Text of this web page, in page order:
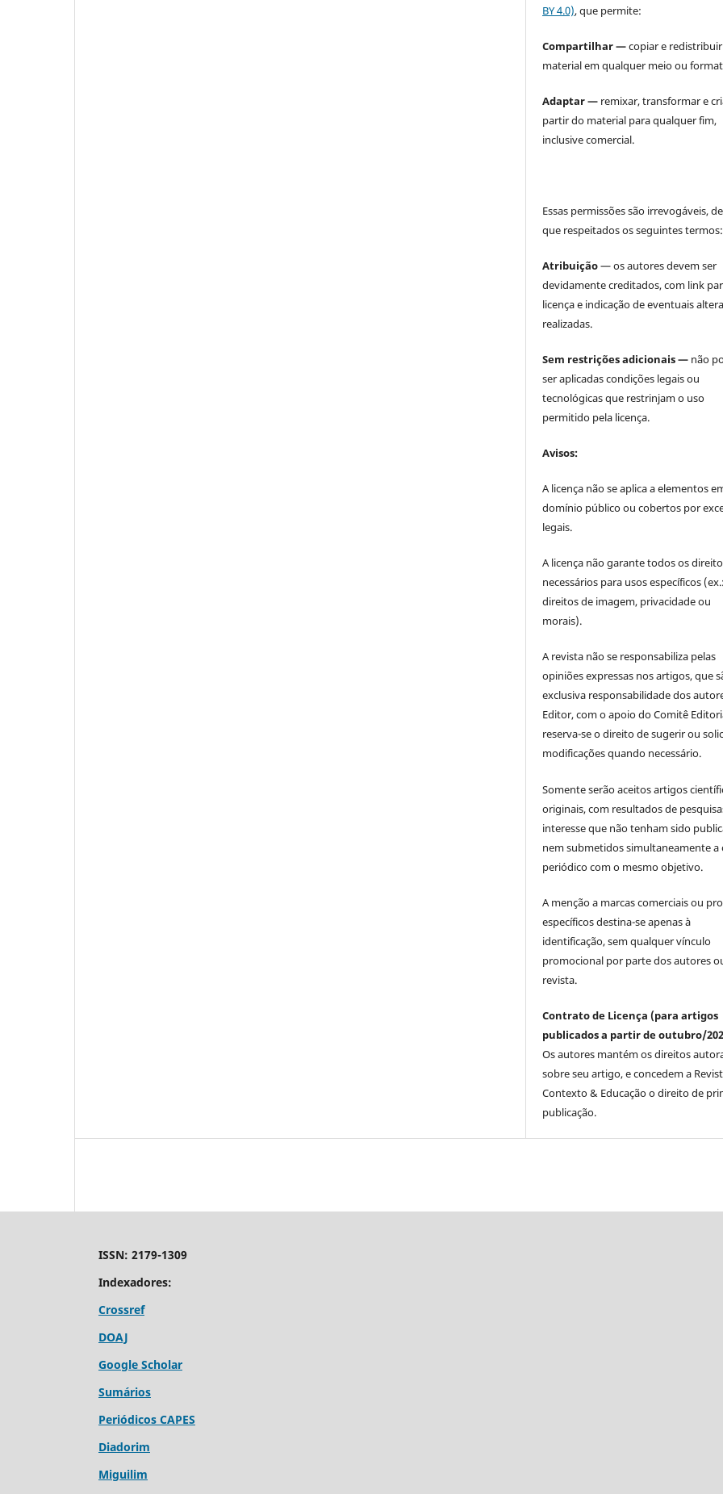
BY 4.0), que permite:
Compartilhar —copiar e
material em qualquer meio ou
Adaptar — remixar, transformar e
partir do material para qualquer fim,
inclusive comercial.
Essas permissões são irrevogáveis,
que respeitados os seguintes termos:
Atribuição— os autores devem ser
devidamente creditados, com link
licença e indicação de eventuais
realizadas.
Sem restrições adicionais — não
ser aplicadas condições legais ou
tecnológicas que restrinjam o uso
permitido pela licença.
Avisos:
A licença não se aplica a elementos
domínio público ou cobertos por
legais.
A licença não garante todos os
necessários para usos específicos (ex.:
direitos de imagem, privacidade ou
morais).
A revista não se responsabiliza pelas
opiniões expressas nos artigos, que
exclusiva responsabilidade dos
Editor, com o apoio do Comitê
reserva-se o direito de sugerir ou
modificações quando necessário.
Somente serão aceitos artigos
originais, com resultados de
interesse que não tenham sido
nem submetidos simultaneamente
periódico com o mesmo objetivo.
A menção a marcas comerciais ou
específicos destina-se apenas à
identificação, sem qualquer vínculo
promocional por parte dos autores
revista.
Contrato de Licença (para artigos
publicados a partir de outubro/
Os autores mantém os direitos
sobre seu artigo, e concedem a
Contexto & Educação o direito de
publicação.
ISSN: 2179-1309
Indexadores:
Crossref
DOAJ
Google Scholar
Sumários
Periódicos CAPES
Diadorim
Miguilim